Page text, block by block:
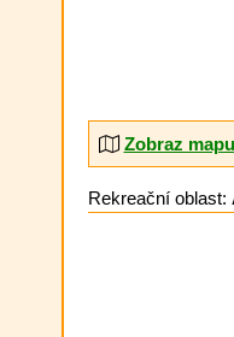
Zobraz mapu
Rekreační oblast: